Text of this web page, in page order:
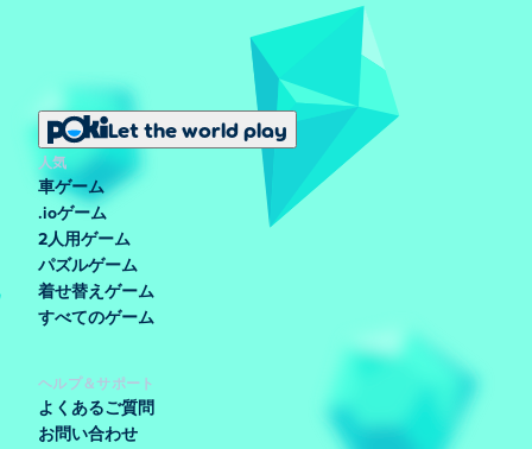
Let the world play
人気
車ゲーム
.ioゲーム
2人用ゲーム
パズルゲーム
着せ替えゲーム
すべてのゲーム
ヘルプ＆サポート
よくあるご質問
お問い合わせ